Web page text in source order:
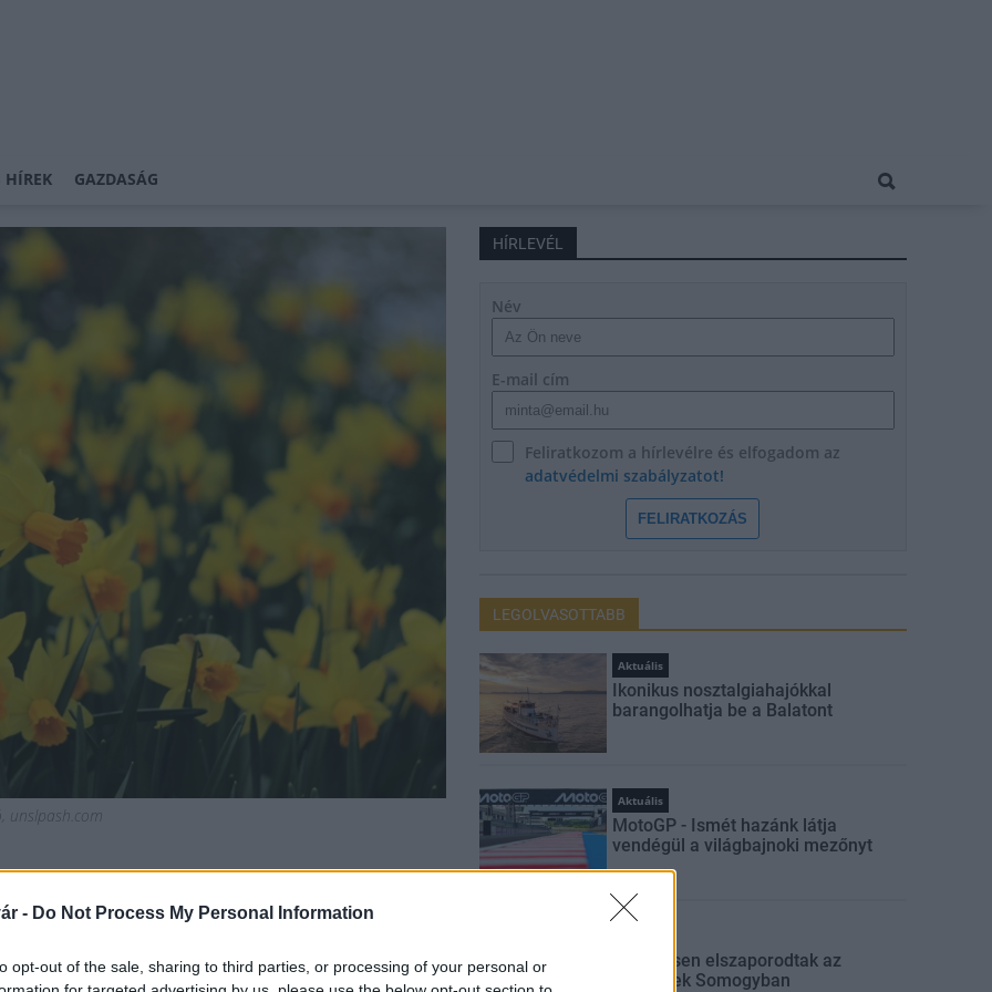
- Do Not Process My Personal Information
opt-out of the sale, sharing to third parties, or processing of your personal or
HÍREK GAZDASÁG
unslpash.com
HÍRLEVÉL
Név
E-mail cím
Feliratkozom a hírlevélre és elfogadom az
adatvédelmi szabályzatot!
FELIRATKOZÁS
LEGOLVASOTTABB
Aktuális
Ikonikus nosztalgiahajókkal
barangolhatja be a Balatont
Aktuális
MotoGP - Ismét hazánk látja
vendégül a világbajnoki mezőnyt
Jelentősen elszaporodtak az
avartüzek Somogyban